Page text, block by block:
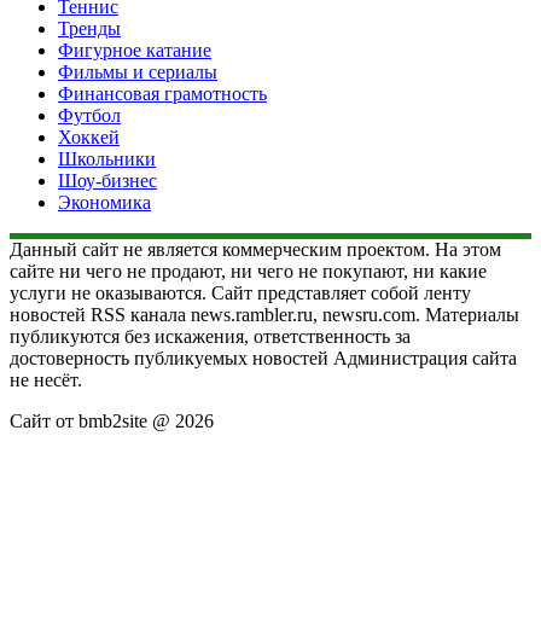
Теннис
Тренды
Фигурное катание
Фильмы и сериалы
Финансовая грамотность
Футбол
Хоккей
Школьники
Шоу-бизнес
Экономика
Данный сайт не является коммерческим проектом. На этом
сайте ни чего не продают, ни чего не покупают, ни какие
услуги не оказываются. Сайт представляет собой ленту
новостей RSS канала news.rambler.ru, newsru.com. Материалы
публикуются без искажения, ответственность за
достоверность публикуемых новостей Администрация сайта
не несёт.
Сайт от bmb2site @ 2026